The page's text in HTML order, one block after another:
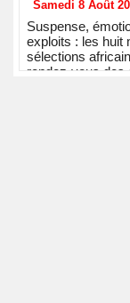
Samedi 8 Août
Suspense,
exploits : les huit
sélections
rendez-vous des